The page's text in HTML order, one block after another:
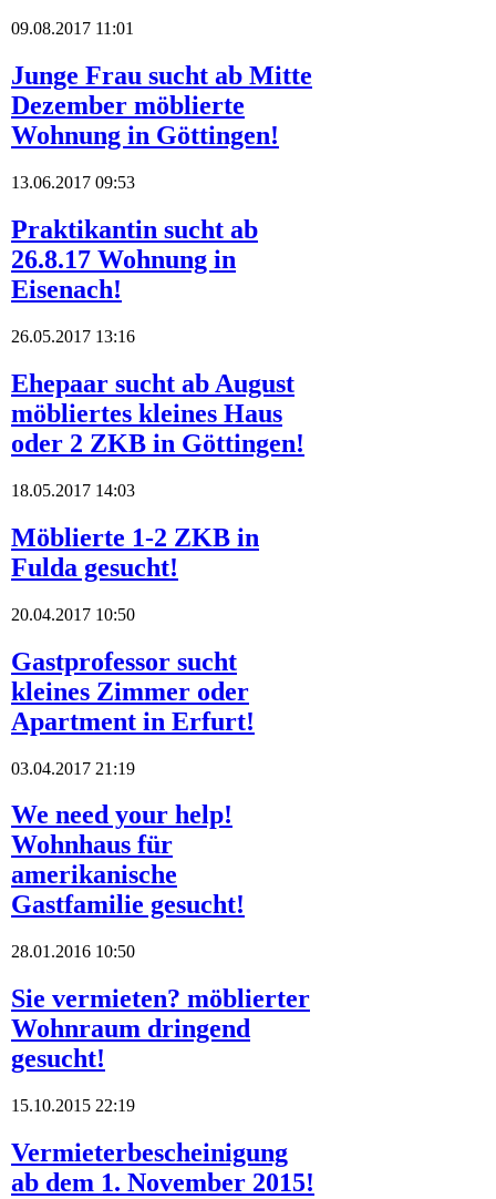
09.08.2017 11:01
Junge Frau sucht ab Mitte
Dezember möblierte
Wohnung in Göttingen!
13.06.2017 09:53
Praktikantin sucht ab
26.8.17 Wohnung in
Eisenach!
26.05.2017 13:16
Ehepaar sucht ab August
möbliertes kleines Haus
oder 2 ZKB in Göttingen!
18.05.2017 14:03
Möblierte 1-2 ZKB in
Fulda gesucht!
20.04.2017 10:50
Gastprofessor sucht
kleines Zimmer oder
Apartment in Erfurt!
03.04.2017 21:19
We need your help!
Wohnhaus für
amerikanische
Gastfamilie gesucht!
28.01.2016 10:50
Sie vermieten? möblierter
Wohnraum dringend
gesucht!
15.10.2015 22:19
Vermieterbescheinigung
ab dem 1. November 2015!